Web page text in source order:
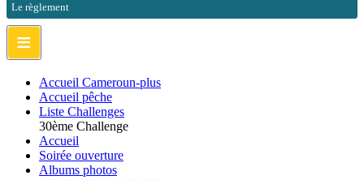
Le règlement
≡
Accueil Cameroun-plus
Accueil pêche
Liste Challenges
30ème Challenge
Accueil
Soirée ouverture
Albums photos